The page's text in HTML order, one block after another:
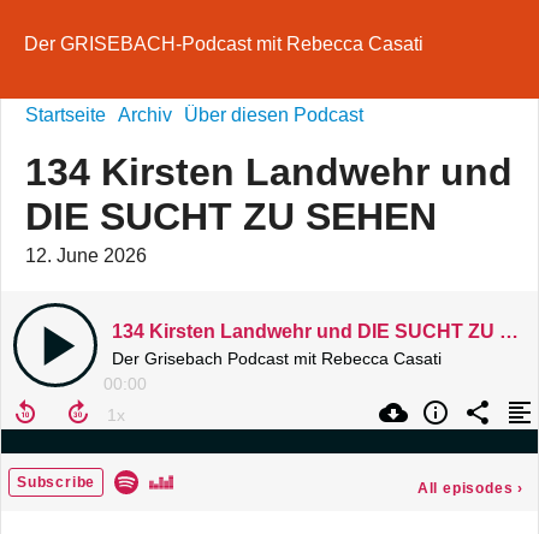
Der GRISEBACH-Podcast mit Rebecca Casati
Startseite Archiv Über diesen Podcast
134 Kirsten Landwehr und
DIE SUCHT ZU SEHEN
12. June 2026
134 Kirsten Landwehr und DIE SUCHT ZU SEHEN
Der Grisebach Podcast mit Rebecca Casati
00:00
Subscribe All episodes ›